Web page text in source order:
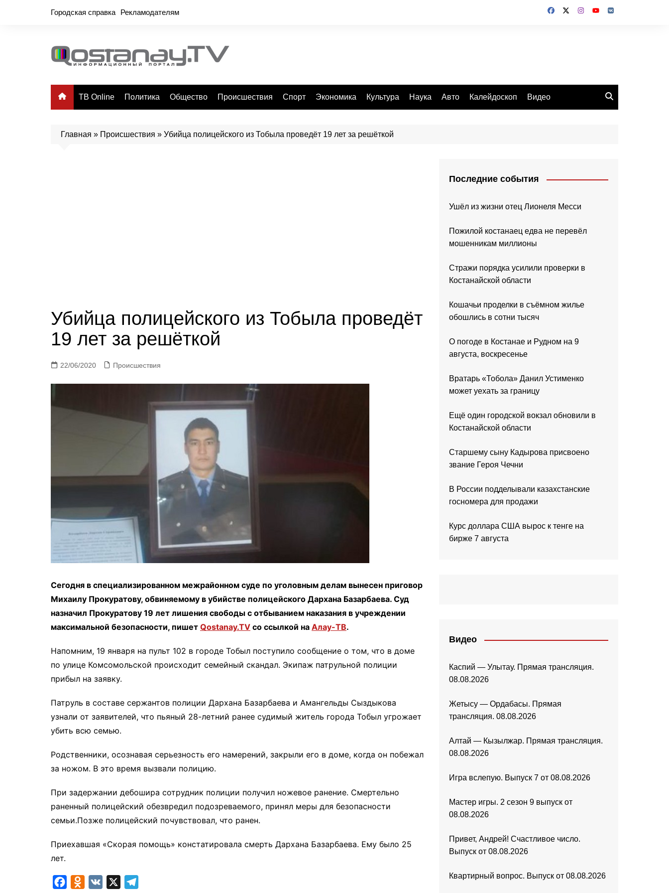
Городская справка Рекламодателям
ТВ Online Политика Общество Происшествия Спорт Экономика Культура Наука Авто Калейдоскоп Видео
Главная » Происшествия » Убийца полицейского из Тобыла проведёт 19 лет за решёткой
Убийца полицейского из Тобыла проведёт
19 лет за решёткой
22/06/2020 Происшествия
Сегодня в специализированном межрайонном суде по уголовным делам вынесен приговор
Михаилу Прокуратову, обвиняемому в убийстве полицейского Дархана Базарбаева. Суд
назначил Прокуратову 19 лет лишения свободы с отбыванием наказания в учреждении
максимальной безопасности, пишет Qostanay.TV со ссылкой на Алау-ТВ.
Напомним, 19 января на пульт 102 в городе Тобыл поступило сообщение о том, что в доме
по улице Комсомольской происходит семейный скандал. Экипаж патрульной полиции
прибыл на заявку.
Патруль в составе сержантов полиции Дархана Базарбаева и Амангельды Сыздыкова
узнали от заявителей, что пьяный 28-летний ранее судимый житель города Тобыл угрожает
убить всю семью.
Родственники, осознавая серьезность его намерений, закрыли его в доме, когда он побежал
за ножом. В это время вызвали полицию.
При задержании дебошира сотрудник полиции получил ножевое ранение. Смертельно
раненный полицейский обезвредил подозреваемого, принял меры для безопасности
семьи.Позже полицейский почувствовал, что ранен.
Приехавшая «Скорая помощь» констатировала смерть Дархана Базарбаева. Ему было 25
лет.
Последние события
Ушёл из жизни отец Лионеля Месси
Пожилой костанаец едва не перевёл
мошенникам миллионы
Стражи порядка усилили проверки в
Костанайской области
Кошачьи проделки в съёмном жилье
обошлись в сотни тысяч
О погоде в Костанае и Рудном на 9
августа, воскресенье
Вратарь «Тобола» Данил Устименко
может уехать за границу
Ещё один городской вокзал обновили в
Костанайской области
Старшему сыну Кадырова присвоено
звание Героя Чечни
В России подделывали казахстанские
госномера для продажи
Курс доллара США вырос к тенге на
бирже 7 августа
Видео
Каспий — Улытау. Прямая трансляция.
08.08.2026
Жетысу — Ордабасы. Прямая
трансляция. 08.08.2026
Алтай — Кызылжар. Прямая трансляция.
08.08.2026
Игра вслепую. Выпуск 7 от 08.08.2026
Мастер игры. 2 сезон 9 выпуск от
08.08.2026
Привет, Андрей! Счастливое число.
Выпуск от 08.08.2026
Квартирный вопрос. Выпуск от 08.08.2026